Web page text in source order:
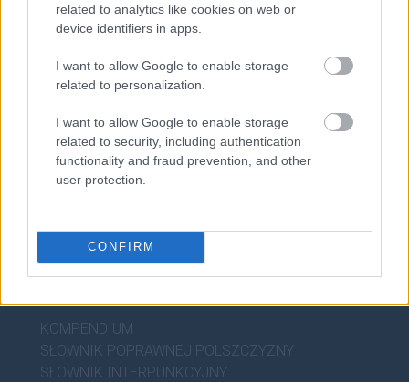
related to analytics like cookies on web or
device identifiers in apps.
I want to allow Google to enable storage
related to personalization.
I want to allow Google to enable storage
related to security, including authentication
functionality and fraud prevention, and other
user protection.
CONFIRM
DOBRY SŁOWNIK
OFERTA
PROGRAM PARTNERSKI
ZAPISZ SIĘ NA NEWSLETTER
KOMPENDIUM
SŁOWNIK POPRAWNEJ POLSZCZYZNY
SŁOWNIK INTERPUNKCYJNY